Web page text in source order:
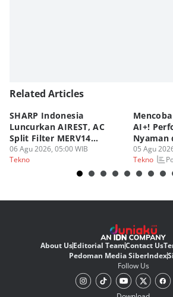
Related Articles
SHARP Indonesia
Luncurkan AIREST, AC
Split Filter MERV14
Perdana!
06 Agu 2026, 05:00 WIB
Tekno
AI+!
Nyaman
05 Agu
Tekno
About UsEditorial TeamContact Us
Pedoman Media SiberIndex
Follow Us